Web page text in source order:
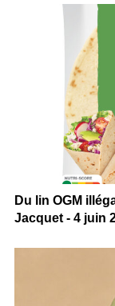
Du lin OGM
Jacquet - 4 juin